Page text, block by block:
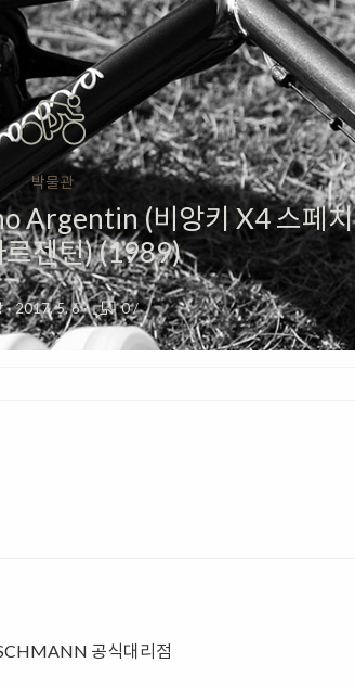
박물관
Argentin (비앙키 X4 스페
르젠틴) (1989)
·2017. 5. 6· 0/
공식대리점